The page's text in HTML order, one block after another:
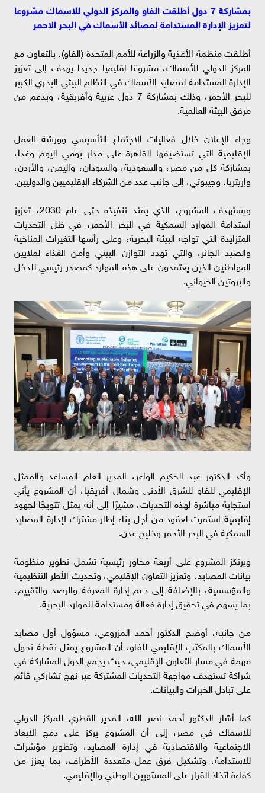
بمشاركة 7 دول أطلقت الفاو والمركز الدولي للاسماك مشروعا
لتعزيز الإدارة المستدامة لمصائد الأسماك في البحر الاحمر
أطلقت منظمة الأغذية والزراعة للأمم المتحدة (الفاو)، بالتعاون مع
المركز الدولي للأسماك، مشروعًا إقليميا جديدا يهدف إلى تعزيز
الإدارة المستدامة لمصايد الأسماك في النظام البيئي البحري الكبير
للبحر الأحمر، وذلك بمشاركة 7 دول عربية وأفريقية، وبدعم من
مرفق البيئة العالمية.
وجاء الإعلان خلال فعاليات الاجتماع التأسيسي وورشة العمل
الإقليمية التي تستضيفها القاهرة على مدار يومي اليوم وغدا،
بمشاركة كل من مصر، والسعودية، والسودان، واليمن، والأردن،
وإريتريا، وجيبوتي، إلى جانب عدد من الشركاء الإقليميين والدوليين.
ويستهدف المشروع، الذي يمتد تنفيذه حتى عام 2030، تعزيز
استدامة الموارد السمكية في البحر الأحمر، في ظل التحديات
المتزايدة التي تواجه البيئة البحرية، وعلى رأسها التغيرات المناخية
والصيد الجائر، والتي تهدد التوازن البيئي وأمن الغذاء لملايين
المواطنين الذين يعتمدون على هذه الموارد كمصدر رئيسي للدخل
والبروتين الحيواني.
وأكد الدكتور عبد الحكيم الواعر، المدير العام المساعد والممثل
الإقليمي للفاو للشرق الأدنى وشمال أفريقيا، أن المشروع يأتي
استجابة مباشرة لهذه التحديات، مشيرًا إلى أنه يمثل تتويجًا لجهود
إقليمية استمرت لعقود من أجل بناء إطار مشترك لإدارة المصايد
السمكية في البحر الأحمر وخليج عدن.
ويرتكز المشروع على أربعة محاور رئيسية تشمل تطوير منظومة
بيانات المصايد، وتعزيز التعاون الإقليمي، وتحديث الأطر التنظيمية
والمؤسسية، بالإضافة إلى دعم إدارة المعرفة والرصد والتقييم،
بما يسهم في تحقيق إدارة فعالة ومستدامة للموارد البحرية.
من جانبه، أوضح الدكتور أحمد المزروعي، مسؤول أول مصايد
الأسماك بالمكتب الإقليمي للفاو، أن المشروع يمثل نقطة تحول
مهمة في مسار التعاون الإقليمي، حيث يجمع الدول المشاركة في
شراكة تستهدف مواجهة التحديات المشتركة عبر نهج تشاركي قائم
على تبادل الخبرات والبيانات.
كما أشار الدكتور أحمد نصر الله، المدير القطري للمركز الدولي
للأسماك في مصر، إلى أن المشروع يركز على دمج الأبعاد
الاجتماعية والاقتصادية في إدارة المصايد، وتطوير مؤشرات
للاستدامة، وتشكيل فرق عمل متعددة الأطراف، بما يعزز من
كفاءة اتخاذ القرار على المستويين الوطني والإقليمي.